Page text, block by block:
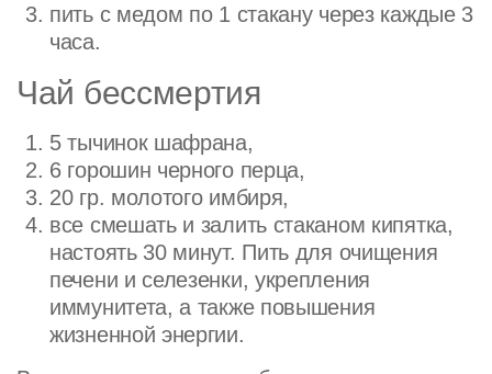
пить с медом по 1 стакану через каждые 3
часа.
Чай бессмертия
5 тычинок шафрана,
6 горошин черного перца,
20 гр. молотого имбиря,
все смешать и залить стаканом кипятка,
настоять 30 минут. Пить для очищения
печени и селезенки, укрепления
иммунитета, а также повышения
жизненной энергии.